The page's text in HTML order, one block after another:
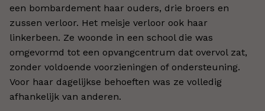
een bombardement haar ouders, drie broers en
zussen verloor. Het meisje verloor ook haar
linkerbeen. Ze woonde in een school die was
omgevormd tot een opvangcentrum dat overvol zat,
zonder voldoende voorzieningen of ondersteuning.
Voor haar dagelijkse behoeften was ze volledig
afhankelijk van anderen.